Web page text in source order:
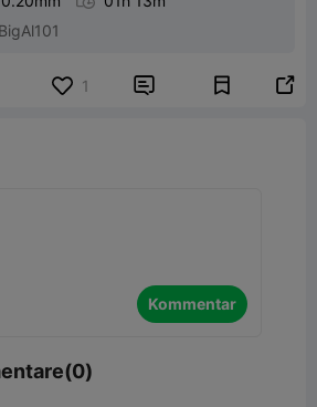
BigAl101
1  
Kommentar